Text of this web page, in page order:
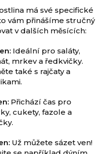
má své specifické
vám přinášíme stručný
v dalších měsících:
Ideální pro saláty,
mrkev a ředkvičky.
také s rajčaty a
Přichází čas pro
cukety, fazole a
Už můžete sázet ven!